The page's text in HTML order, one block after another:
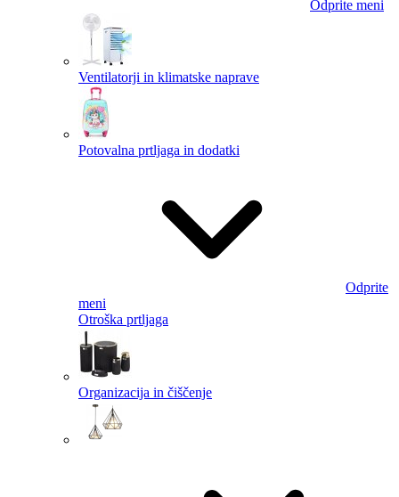
Odprite meni
Ventilatorji in klimatske naprave
Potovalna prtljaga in dodatki
Odprite
meni
Otroška prtljaga
Organizacija in čiščenje